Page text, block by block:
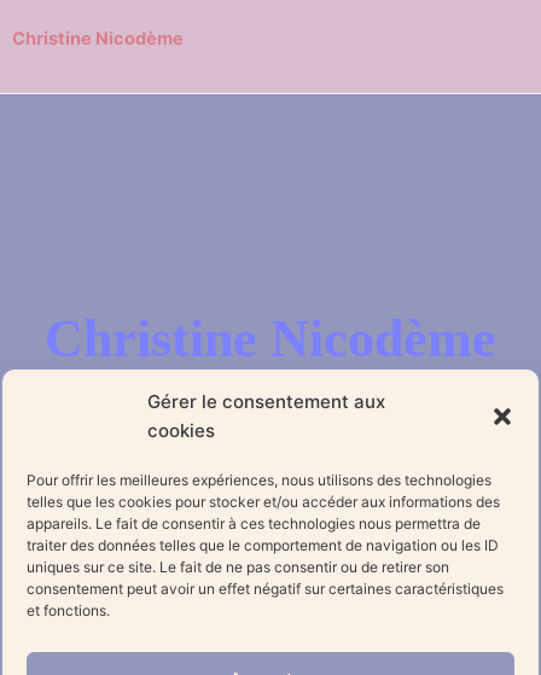
Gérer le consentement aux
cookies
Pour offrir les meilleures expériences, nous utilisons des technologies
telles que les cookies pour stocker et/ou accéder aux informations des
appareils. Le fait de consentir à ces technologies nous permettra de
traiter des données telles que le comportement de navigation ou les ID
uniques sur ce site. Le fait de ne pas consentir ou de retirer son
consentement peut avoir un effet négatif sur certaines caractéristiques
et fonctions.
Christine Nicodème
Christine Nicodème
Informations
Réseaux sociaux
a
n
o